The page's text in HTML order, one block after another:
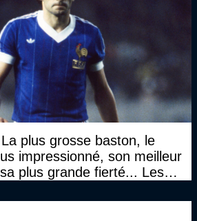
plus grosse baston, le
impressionné, son meilleur
plus grande fierté... Les